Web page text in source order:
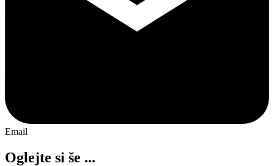
Email
Oglejte si še ...